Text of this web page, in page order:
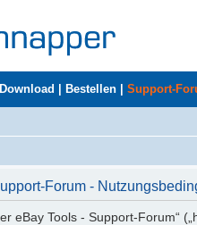
Download Bestellen Support-
Forum -
eBay Tools - Support-Forum“